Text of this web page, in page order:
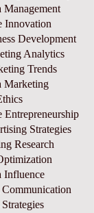
Innovation
Development
Analytics
Trends
Marketing
Entrepreneurship
Strategies
Research
Influence